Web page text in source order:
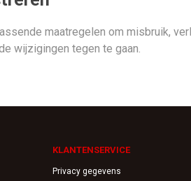
maatregelen om misbruik,
wijzigingen tegen te gaan.
KLANTENSERVICE
Privacy gegevens